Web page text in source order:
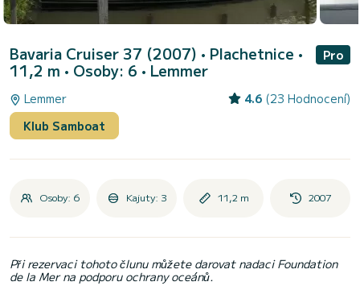
Bavaria Cruiser 37 (2007) • Plachetnice •
11,2 m • Osoby: 6 • Lemmer
Pro
Lemmer 4.6 (23 Hodnocení)
Klub Samboat
Osoby: 6 Kajuty: 3 11,2 m 2007
Při rezervaci tohoto člunu můžete darovat nadaci Foundation
de la Mer na podporu ochrany oceánů.